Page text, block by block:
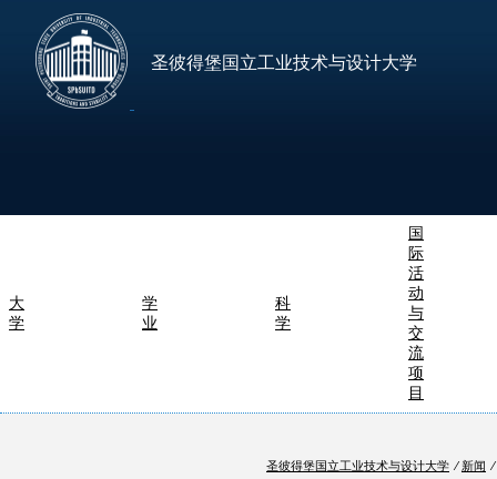
圣彼得堡国立工业技术与设计大学
大
学
学
业
科
学
国
际
活
动
与
交
流
项
目
圣彼得堡国立工业技术与设计大学 ⁄ 新闻 ⁄